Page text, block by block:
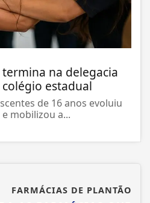
na delegacia
estadual
de 16 anos evoluiu
mobilizou a...
FARMÁCIAS DE PLANTÃO